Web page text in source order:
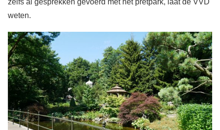
zelfs al gesprekken gevoerd met het pretpark, laat de VVD
weten.